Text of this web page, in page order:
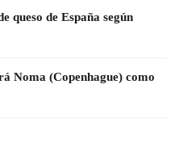
queso de España según
Noma (Copenhague) como